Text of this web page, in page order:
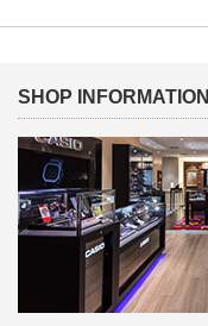
SHOP INFORMATION